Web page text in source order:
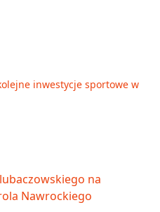
inwestycje sportowe w